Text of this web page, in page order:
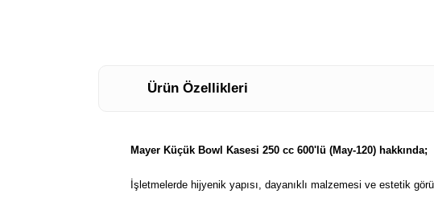
Ürün Özellikleri
Mayer Küçük Bowl Kasesi 250 cc 600'lü (May-120) hakkında;
İşletmelerde hijyenik yapısı, dayanıklı malzemesi ve estetik